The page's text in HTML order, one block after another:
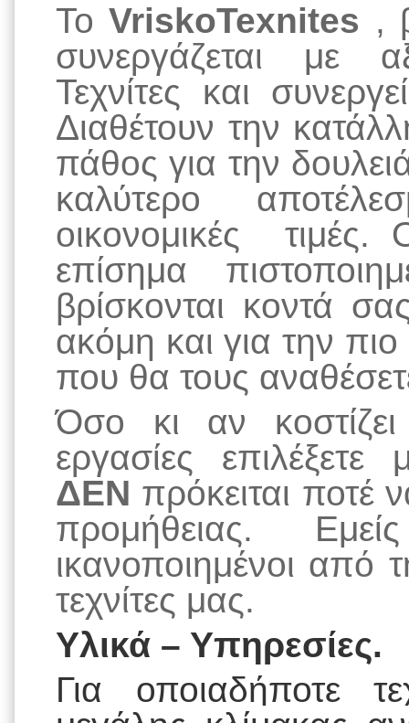
ΤοVriskoTexnites ,
συνεργάζεται με
Τεχνίτες και
Διαθέτουν την
πάθος για την
καλύτερο
οικονομικές τιμές.
επίσημα
βρίσκονται κοντά
ακόμη και για την πιο
που θα τους
Όσο κι αν
εργασίες
ΔΕΝ πρόκειται ποτέ
προμήθειας.
ικανοποιημένοι από
τεχνίτες μας.
Υλικά – Υπηρεσίες.
Για οποιαδήποτε